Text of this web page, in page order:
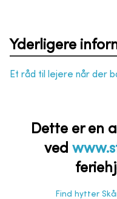
Yderligere
Et råd til lejere når der
Dette er en
ved
Find hytter